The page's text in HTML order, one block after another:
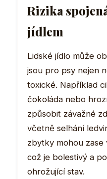
Rizika
jídlem
Lidské jídlo může
jsou pro psy nejen
toxické. Například
čokoláda nebo
způsobit závažné
včetně selhání
zbytky mohou
což je bolestivý a
ohrožující stav.